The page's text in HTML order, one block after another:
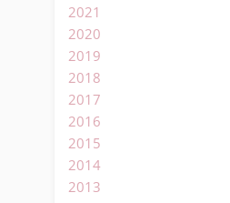
2021
2020
2019
2018
2017
2016
2015
2014
2013